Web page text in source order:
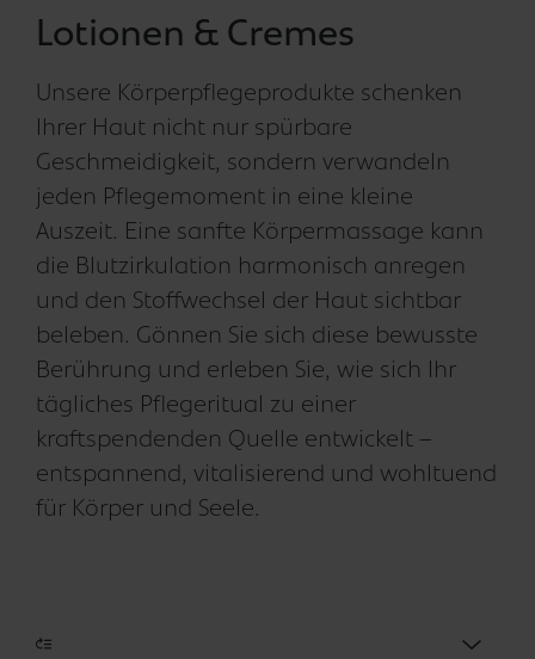
Lotionen & Cremes
Unsere Körperpflegeprodukte schenken
Ihrer Haut nicht nur spürbare
Geschmeidigkeit, sondern verwandeln
jeden Pflegemoment in eine kleine
Auszeit. Eine sanfte Körpermassage kann
die Blutzirkulation harmonisch anregen
und den Stoffwechsel der Haut sichtbar
beleben. Gönnen Sie sich diese bewusste
Berührung und erleben Sie, wie sich Ihr
tägliches Pflegeritual zu einer
kraftspendenden Quelle entwickelt –
entspannend, vitalisierend und wohltuend
für Körper und Seele.